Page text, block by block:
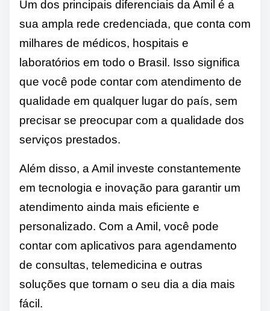
Um dos principais diferenciais da Amil é a
sua ampla rede credenciada, que conta com
milhares de médicos, hospitais e
laboratórios em todo o Brasil. Isso significa
que você pode contar com atendimento de
qualidade em qualquer lugar do país, sem
precisar se preocupar com a qualidade dos
serviços prestados.
Além disso, a Amil investe constantemente
em tecnologia e inovação para garantir um
atendimento ainda mais eficiente e
personalizado. Com a Amil, você pode
contar com aplicativos para agendamento
de consultas, telemedicina e outras
soluções que tornam o seu dia a dia mais
fácil.